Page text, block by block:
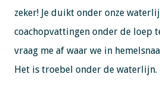
zeker! Je duikt onder onze
coachopvattingen onder de loep
vraag me af waar we in
Het is troebel onder de waterlijn.